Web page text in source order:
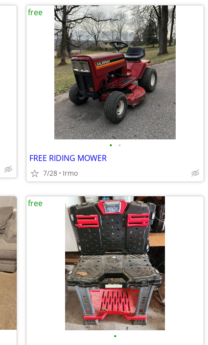
• •
FREE RIDING MOWER
7/28 Irmo
free
•
free